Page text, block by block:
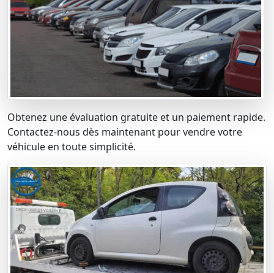
Obtenez une évaluation gratuite et un paiement rapide.
Contactez-nous dès maintenant pour vendre votre
véhicule en toute simplicité.